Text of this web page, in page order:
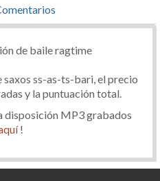
de baile ragtime
ss-as-ts-bari, el precio
y la puntuación total.
disposición MP3 grabados
!